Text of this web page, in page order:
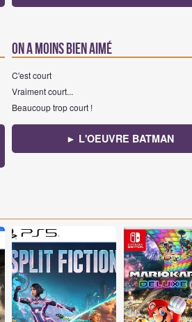
On a moins bien aimé
C'est court
Vraiment court...
Beaucoup trop court !
► L'OEUVRE BATMAN